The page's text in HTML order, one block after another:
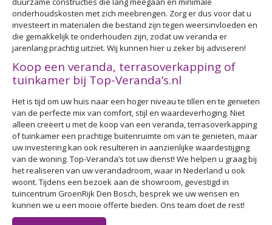
onderhoudskosten met zich meebrengen. Zorg er dus voor dat u
investeert in materialen die bestand zijn tegen weersinvloeden en
die gemakkelijk te onderhouden zijn, zodat uw veranda er
jarenlang prachtig uitziet. Wij kunnen hier u zeker bij adviseren!
Koop een veranda, terrasoverkapping of
tuinkamer bij Top-Veranda’s.nl
Het is tijd om uw huis naar een hoger niveau te tillen en te genieten
van de perfecte mix van comfort, stijl en waardeverhoging. Niet
alleen creëert u met de koop van een veranda, terrasoverkapping
of tuinkamer een prachtige buitenruimte om van te genieten, maar
uw investering kan ook resulteren in aanzienlijke waardestijging
van de woning. Top-Veranda’s tot uw dienst! We helpen u graag bij
het realiseren van uw verandadroom, waar in Nederland u ook
woont. Tijdens een bezoek aan de showroom, gevestigd in
tuincentrum GroenRijk Den Bosch, besprek we uw wensen en
kunnen we u een mooie offerte bieden. Ons team doet de rest!